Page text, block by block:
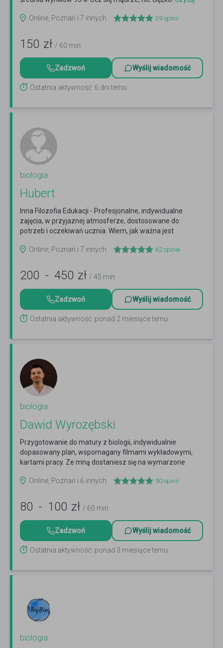
Online, Poznań i 7 innych
39 opinii
150 zł / 60 min
Zadzwoń Wyślij wiadomość
Ostatnia aktywność: 6 dni temu
biologia
Hubert
Inna Filozofia Edukacji - Profesjonalne, indywidualne
zajęcia, w przyjaznej atmosferze, dostosowane do
potrzeb i oczekiwań ucznia. Wiem, jak ważna jest
Online, Poznań i 7 innych
62opinie
200 - 450 zł / 45 min
Zadzwoń Wyślij wiadomość
Ostatnia aktywność: ponad 2 miesiące temu
biologia
Dawid Wyrozębski
Przygotowanie do matury z biologii, indywidualnie
dopasowany plan, wspomagany filmami wykładowymi,
kartami pracy. Ze mną dostaniesz się na wymarzone
Online, Poznań i 6 innych
90 opinii
80 - 100 zł / 60 min
Zadzwoń Wyślij wiadomość
Ostatnia aktywność: ponad 3 miesiące temu
biologia